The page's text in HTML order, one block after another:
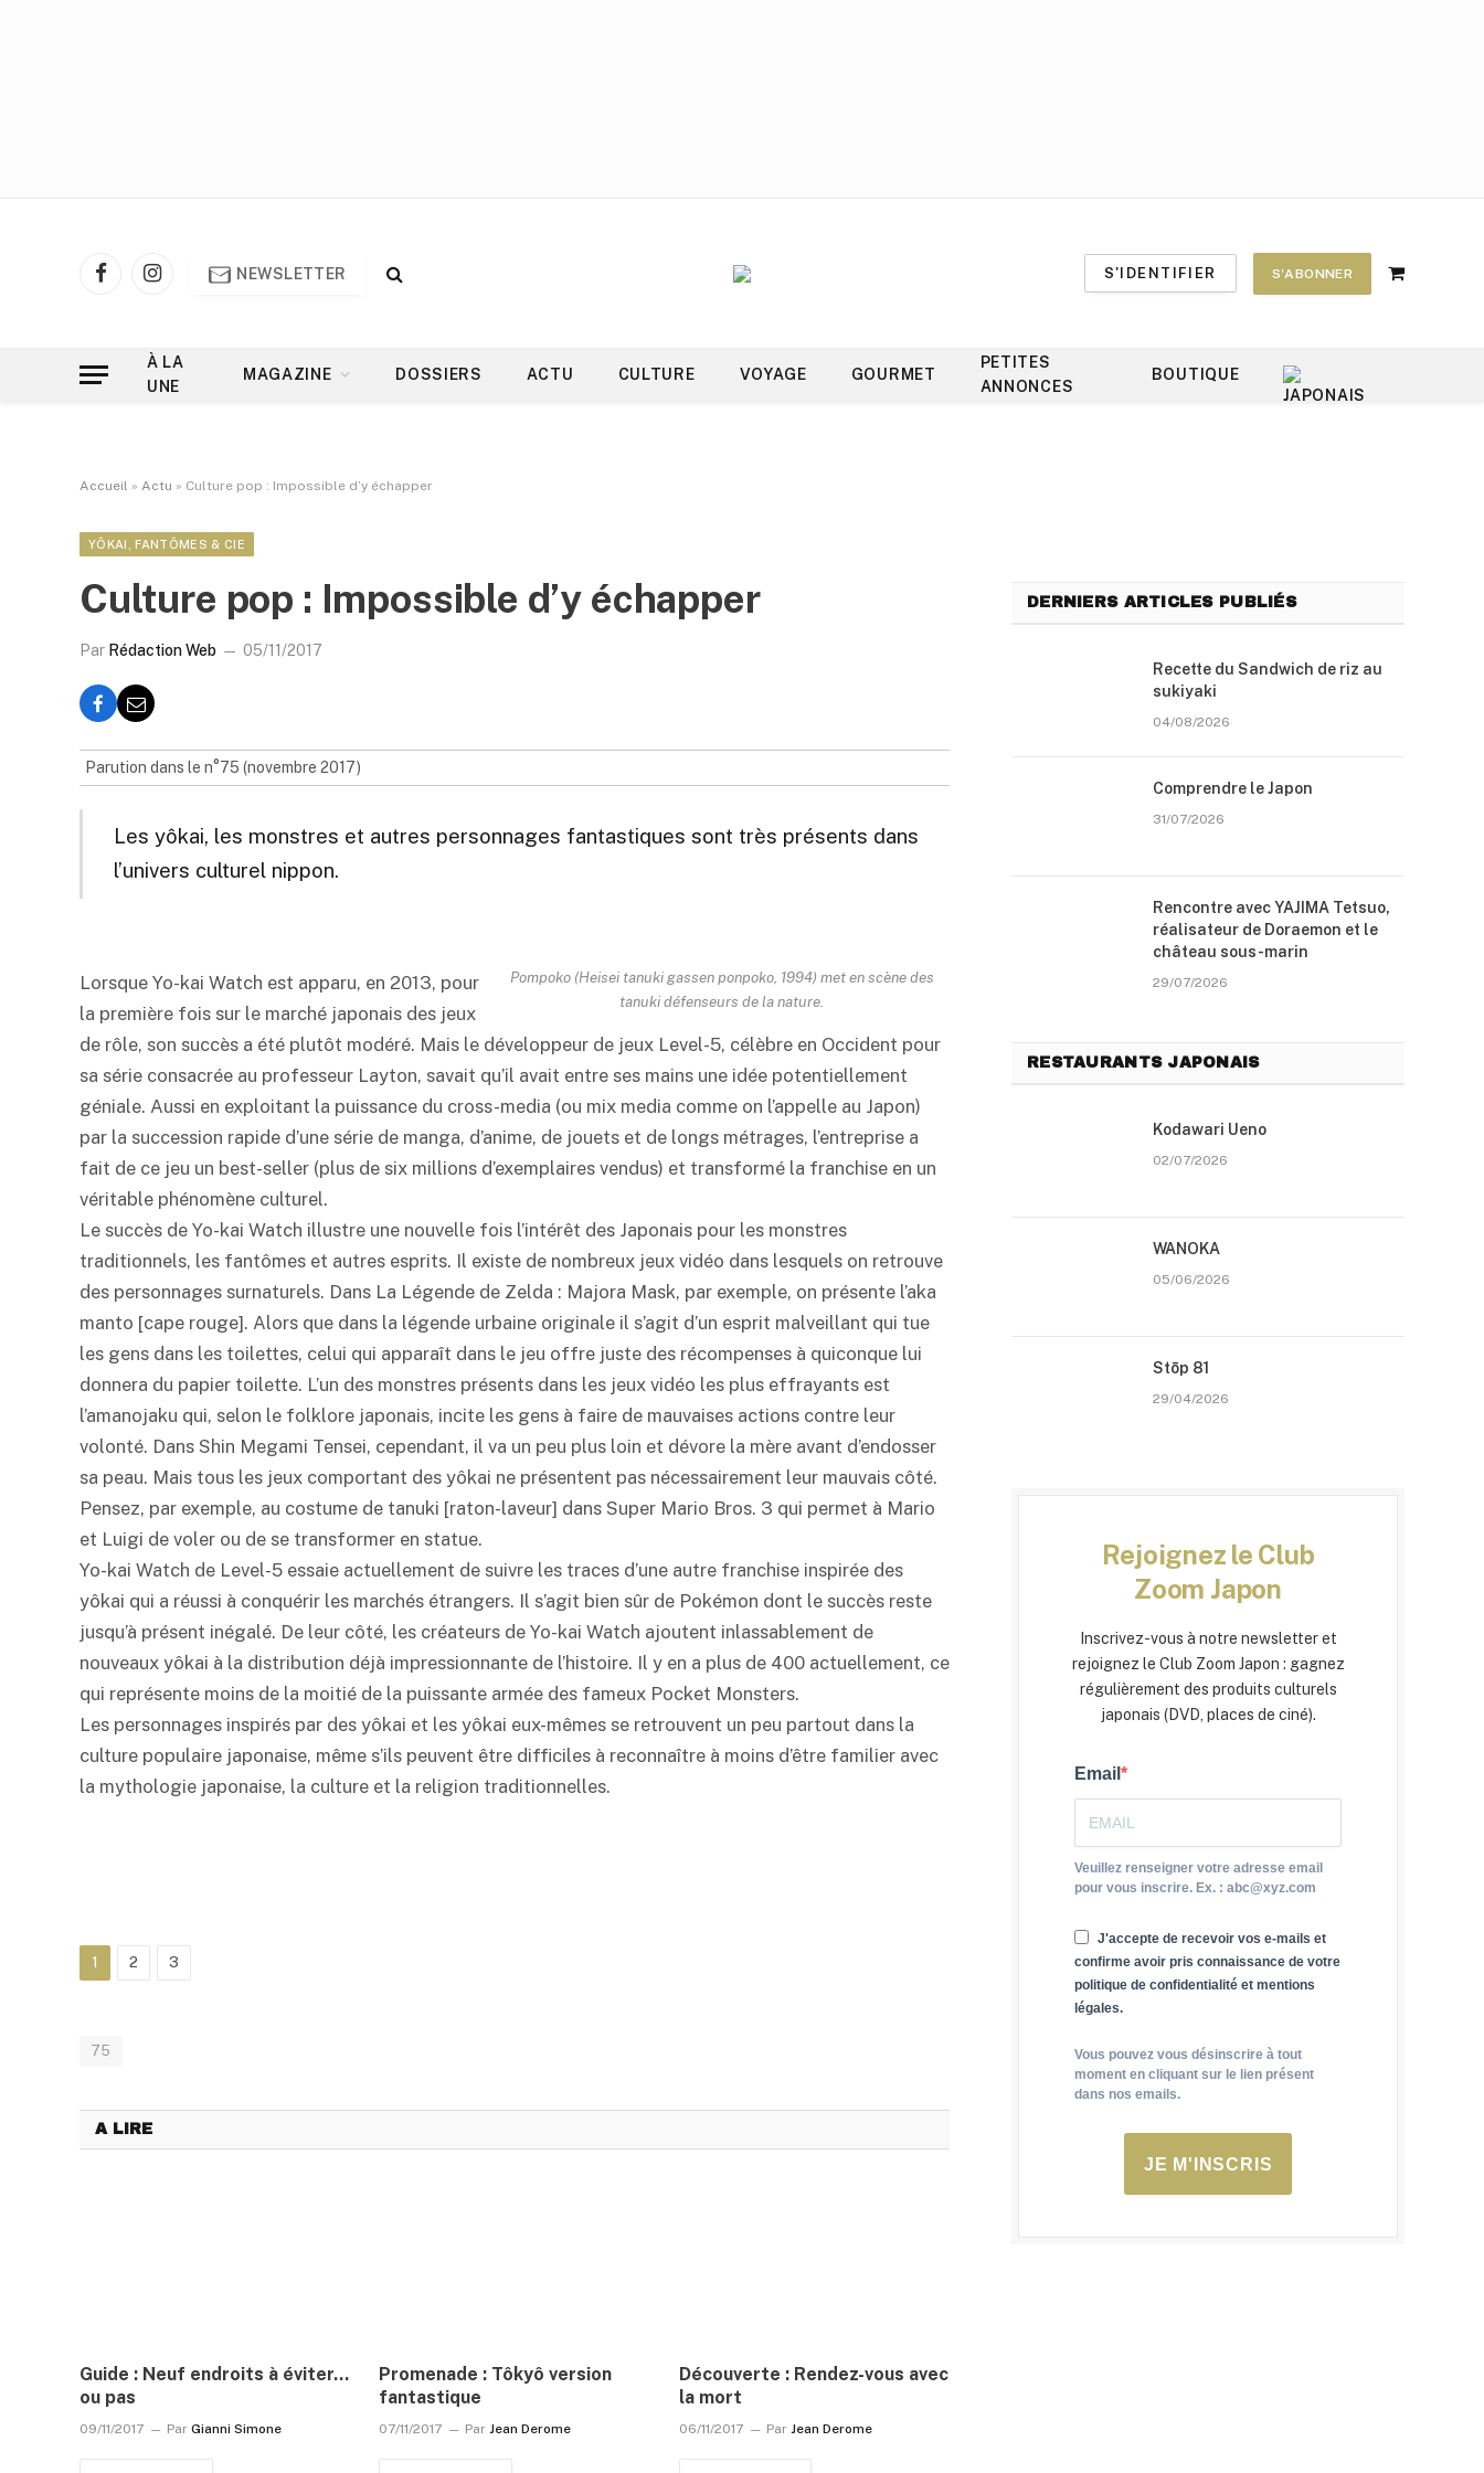
FacebookInstagram
NEWSLETTER S'IDENTIFIER S'ABONNER
Shopping
À LA
UNE
MAGAZINE DOSSIERS ACTU CULTURE VOYAGE GOURMET
PETITES
ANNONCES
BOUTIQUE
Accueil » Actu » Culture pop : Impossible d’y échapper
YÔKAI, FANTÔMES & CIE
Culture pop : Impossible d’y échapper
Par Rédaction Web 05/11/2017
Parution dans le n°75 (novembre 2017)
Les yôkai, les monstres et autres personnages fantastiques sont très présents dans
l’univers culturel nippon.
Pompoko (Heisei tanuki gassen ponpoko, 1994) met en scène des
tanuki défenseurs de la nature.
Lorsque Yo-kai Watch est apparu, en 2013, pour
la première fois sur le marché japonais des jeux
de rôle, son succès a été plutôt modéré. Mais le développeur de jeux Level-5, célèbre en Occident pour
sa série consacrée au professeur Layton, savait qu’il avait entre ses mains une idée potentiellement
géniale. Aussi en exploitant la puissance du cross-media (ou mix media comme on l’appelle au Japon)
par la succession rapide d’une série de manga, d’anime, de jouets et de longs métrages, l’entreprise a
fait de ce jeu un best-seller (plus de six millions d’exemplaires vendus) et transformé la franchise en un
véritable phénomène culturel.
Le succès de Yo-kai Watch illustre une nouvelle fois l’intérêt des Japonais pour les monstres
traditionnels, les fantômes et autres esprits. Il existe de nombreux jeux vidéo dans lesquels on retrouve
des personnages surnaturels. Dans La Légende de Zelda : Majora Mask, par exemple, on présente l’aka
manto [cape rouge]. Alors que dans la légende urbaine originale il s’agit d’un esprit malveillant qui tue
les gens dans les toilettes, celui qui apparaît dans le jeu offre juste des récompenses à quiconque lui
donnera du papier toilette. L’un des monstres présents dans les jeux vidéo les plus effrayants est
l’amanojaku qui, selon le folklore japonais, incite les gens à faire de mauvaises actions contre leur
volonté. Dans Shin Megami Tensei, cependant, il va un peu plus loin et dévore la mère avant d’endosser
sa peau. Mais tous les jeux comportant des yôkai ne présentent pas nécessairement leur mauvais côté.
Pensez, par exemple, au costume de tanuki [raton-laveur] dans Super Mario Bros. 3 qui permet à Mario
et Luigi de voler ou de se transformer en statue.
Yo-kai Watch de Level-5 essaie actuellement de suivre les traces d’une autre franchise inspirée des
yôkai qui a réussi à conquérir les marchés étrangers. Il s’agit bien sûr de Pokémon dont le succès reste
jusqu’à présent inégalé. De leur côté, les créateurs de Yo-kai Watch ajoutent inlassablement de
nouveaux yôkai à la distribution déjà impressionnante de l’histoire. Il y en a plus de 400 actuellement, ce
qui représente moins de la moitié de la puissante armée des fameux Pocket Monsters.
Les personnages inspirés par des yôkai et les yôkai eux-mêmes se retrouvent un peu partout dans la
culture populaire japonaise, même s’ils peuvent être difficiles à reconnaître à moins d’être familier avec
la mythologie japonaise, la culture et la religion traditionnelles.
1 2 3
75
A LIRE
Guide : Neuf endroits à éviter…
ou pas
09/11/2017 Par Gianni Simone
Promenade : Tôkyô version
fantastique
07/11/2017 Par Jean Derome
Découverte : Rendez-vous avec
la mort
06/11/2017 Par Jean Derome
DERNIERS ARTICLES PUBLIÉS
Recette du Sandwich de riz au
sukiyaki
04/08/2026
Comprendre le Japon
31/07/2026
Rencontre avec YAJIMA Tetsuo,
réalisateur de Doraemon et le
château sous-marin
29/07/2026
RESTAURANTS JAPONAIS
Kodawari Ueno
02/07/2026
WANOKA
05/06/2026
Stōp 81
29/04/2026
Rejoignez le Club
Zoom Japon
Inscrivez-vous à notre newsletter et
rejoignez le Club Zoom Japon : gagnez
régulièrement des produits culturels
japonais (DVD, places de ciné).
Email
Veuillez renseigner votre adresse email
pour vous inscrire. Ex. : abc@xyz.com
J'accepte de recevoir vos e-mails et
confirme avoir pris connaissance de votre
politique de confidentialité et mentions
légales.
Vous pouvez vous désinscrire à tout
moment en cliquant sur le lien présent
dans nos emails.
JE M'INSCRIS